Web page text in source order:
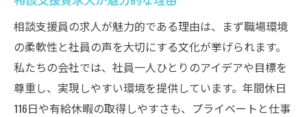
相談支援員の求人が魅力的である理由は、まず職場環境
の柔軟性と社員の声を大切にする文化が挙げられます。
私たちの会社では、社員一人ひとりのアイデアや目標を
尊重し、実現しやすい環境を提供しています。年間休日
116日や有給休暇の取得しやすさも、プライベートと仕事